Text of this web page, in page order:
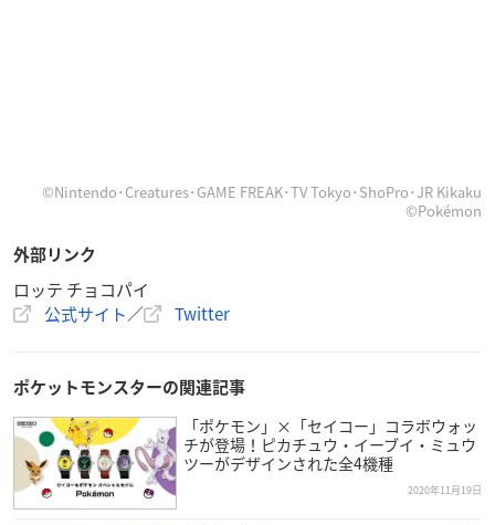
©Nintendo･Creatures･GAME FREAK･TV Tokyo･ShoPro･JR Kikaku
©Pokémon
外部リンク
ロッテ チョコパイ
公式サイト／ Twitter
ポケットモンスターの関連記事
「ポケモン」×「セイコー」コラボウォッ
チが登場！ピカチュウ・イーブイ・ミュウ
ツーがデザインされた全4機種
2020年11月19日